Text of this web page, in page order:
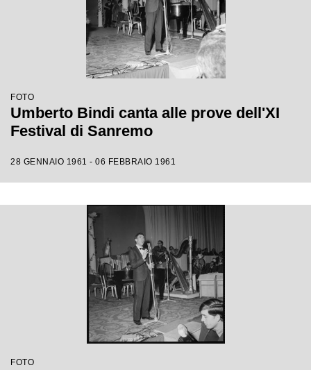
FOTO
Umberto Bindi canta alle prove dell'XI
Festival di Sanremo
28 GENNAIO 1961 - 06 FEBBRAIO 1961
FOTO